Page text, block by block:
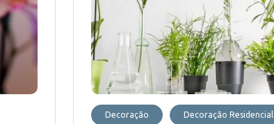
Decoração Decoração Residencial